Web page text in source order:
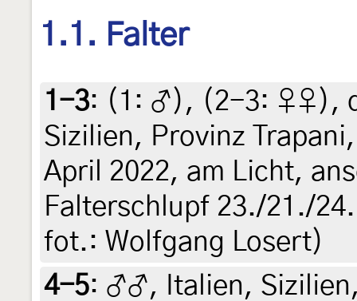
1.1. Falter
1-3: (1: ♂ ), (2-3: ♀♀ ),
Sizilien, Provinz
April 2022, am Licht,
Falterschlupf 23./21./
fot.: Wolfgang Losert)
4-5: ♂♂, Italien,